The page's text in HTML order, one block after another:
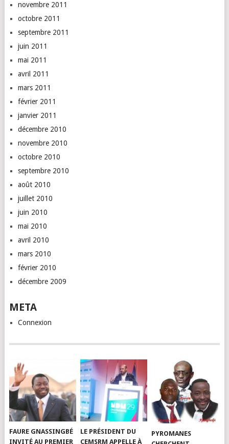
novembre 2011
octobre 2011
septembre 2011
juin 2011
mai 2011
avril 2011
mars 2011
février 2011
janvier 2011
décembre 2010
novembre 2010
octobre 2010
septembre 2010
août 2010
juillet 2010
juin 2010
mai 2010
avril 2010
mars 2010
février 2010
décembre 2009
META
Connexion
FAURE GNASSINGBÉ
INVITÉ AU PREMIER
LE PRÉSIDENT DU
CEMSRM APPELLE À
PYROMANES